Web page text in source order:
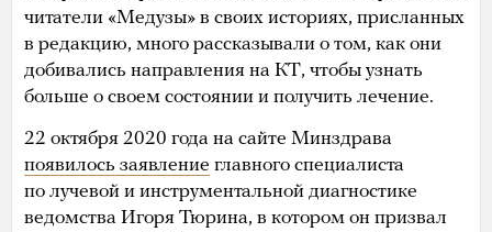
читатели «Медузы» в своих историях, присланных
в редакцию, много рассказывали о том, как они
добивались направления на КТ, чтобы узнать
больше о своем состоянии и получить лечение.
22 октября 2020 года на сайте Минздрава
появилось заявление главного специалиста
по лучевой и инструментальной диагностике
ведомства Игоря Тюрина, в котором он призвал